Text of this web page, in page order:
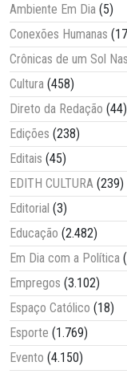
Ambiente Em Dia (5)
Conexões Humanas
Crônicas de um Sol
Cultura (458)
Direto da Redação (44)
Edições (238)
Editais (45)
EDITH CULTURA (239)
Editorial (3)
Educação (2.482)
Em Dia com a Política
Empregos (3.102)
Espaço Católico (18)
Esporte (1.769)
Evento (4.150)